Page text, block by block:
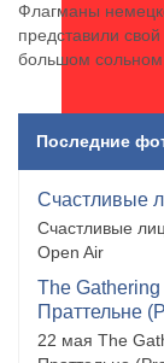
Флагманы
представили
большом сольном
Последние
Счастливые
Счастливые
Open Air
The
Праттельне
22 мая The